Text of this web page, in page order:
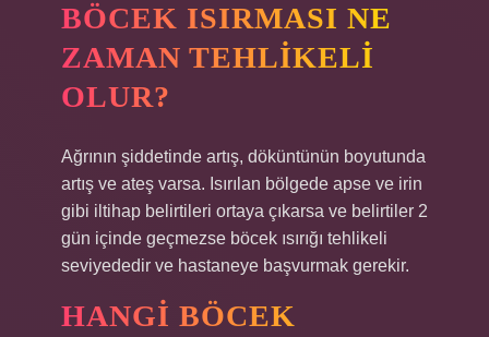
BÖCEK ISIRMASI NE
ZAMAN TEHLIKELI
OLUR?
Ağrının şiddetinde artış, döküntünün boyutunda
artış ve ateş varsa. Isırılan bölgede apse ve irin
gibi iltihap belirtileri ortaya çıkarsa ve belirtiler 2
gün içinde geçmezse böcek ısırığı tehlikeli
seviyededir ve hastaneye başvurmak gerekir.
HANGI BÖCEK